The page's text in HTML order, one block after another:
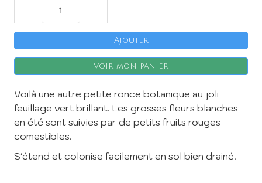
− +
Ajouter
Voir mon panier
Voilà une autre petite ronce botanique au joli
feuillage vert brillant. Les grosses fleurs blanches
en été sont suivies par de petits fruits rouges
comestibles.
S'étend et colonise facilement en sol bien drainé.